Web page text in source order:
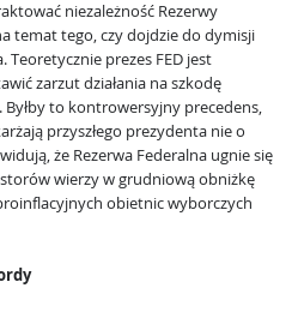
niezależność Rezerwy
temat tego, czy dojdzie do dymisji
Teoretycznie prezes FED jest
zarzut działania na szkodę
Byłby to kontrowersyjny precedens,
przyszłego prezydenta nie o
że Rezerwa Federalna ugnie się
wierzy w grudniową obniżkę
obietnic wyborczych